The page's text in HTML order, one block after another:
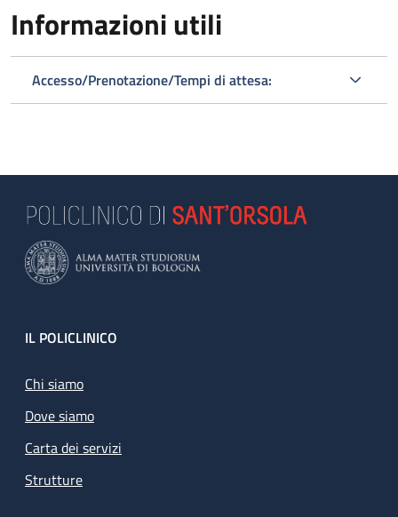
Informazioni utili
Accesso/Prenotazione/Tempi di attesa:
Footer
IL POLICLINICO
Chi siamo
Dove siamo
Carta dei servizi
Strutture